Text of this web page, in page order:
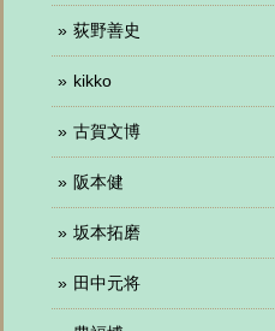
荻野善史
kikko
古賀文博
阪本健
坂本拓磨
田中元将